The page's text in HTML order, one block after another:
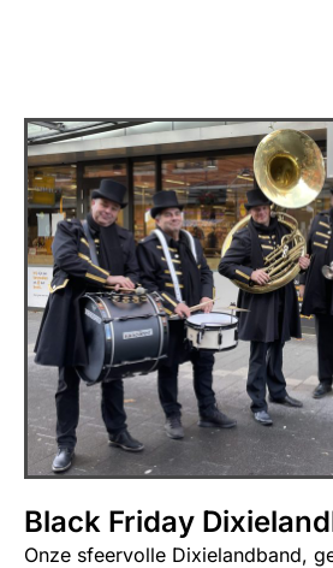
Black Friday
Onze sfeervolle Dixielandband,